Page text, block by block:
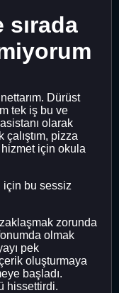
Dürüst
tek iş bu ve
olarak
çalıştım, pizza
için okula
için bu sessiz
zorunda
olmak
pek
oluşturmaya
başladı.
hissettirdi.